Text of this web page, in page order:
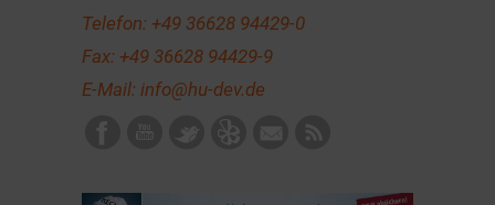
Telefon: +49 36628 94429-0
Fax: +49 36628 94429-9
E-Mail: info@hu-dev.de